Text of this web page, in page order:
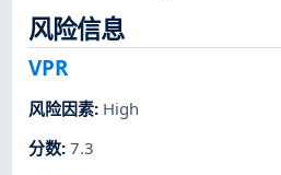
风险信息
VPR
风险因素: High
分数:7.3